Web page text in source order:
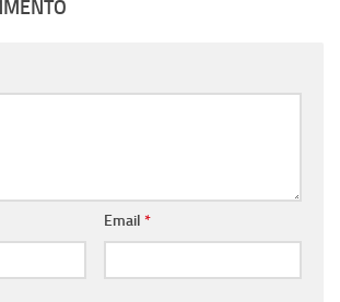
Email *